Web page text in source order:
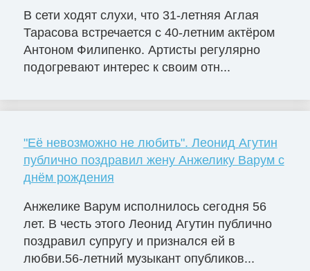
В сети ходят слухи, что 31-летняя Аглая
Тарасова встречается с 40-летним актёром
Антоном Филипенко. Артисты регулярно
подогревают интерес к своим отн...
"Её невозможно не любить". Леонид Агутин
публично поздравил жену Анжелику Варум с
днём рождения
Анжелике Варум исполнилось сегодня 56
лет. В честь этого Леонид Агутин публично
поздравил супругу и признался ей в
любви.56-летний музыкант опубликов...